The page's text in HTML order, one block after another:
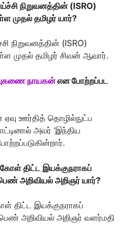
நிறுவனத்தின் (ISRO)
முதல் தமிழர் யார்?
நிறுவனத்தின் (ISRO)
முதல் தமிழர் சிவன் ஆவார்.
நாயகன்என போற்றப்பட
ஊர்தித் தொழில்நுட்ப
அவர் ‘இந்திய
திட்ட இயக்குநராகப்
அறிவியல் அறிஞர் யார்?
திட்ட இயக்குநராகப்
அறிவியல் அறிஞர் வளர்மதி